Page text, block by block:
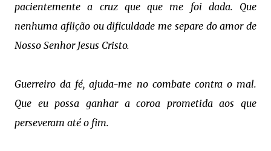
pacientemente a cruz que que me foi dada. Que
nenhuma aflição ou dificuldade me separe do amor de
Nosso Senhor Jesus Cristo.
Guerreiro da fé, ajuda-me no combate contra o mal.
Que eu possa ganhar a coroa prometida aos que
perseveram até o fim.